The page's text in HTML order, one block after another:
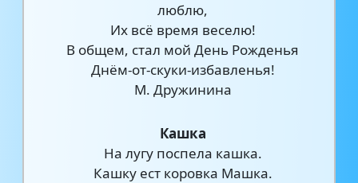
люблю,
Их всё время веселю!
В общем, стал мой День Рожденья
Днём-от-скуки-избавленья!
М. Дружинина
Кашка
На лугу поспела кашка.
Кашку ест коровка Машка.